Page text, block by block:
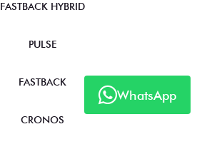
WhatsApp
FASTBACK HYBRID
PULSE
FASTBACK
CRONOS